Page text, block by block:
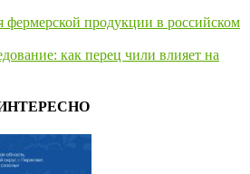
фермерской продукции в российском
как перец чили влияет на